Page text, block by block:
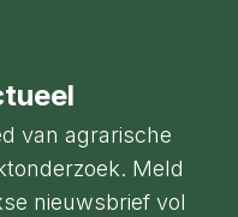
van agrarische
Meld
nieuwsbrief vol